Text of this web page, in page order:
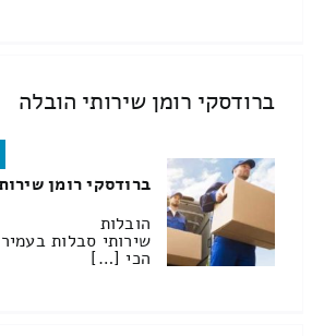
ברודסקי רומן שירותי הובלה
ברודסקי רומן
הובלות
שירותי סבלות
הכי […]